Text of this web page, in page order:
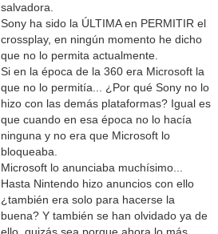
salvadora.
Sony ha sido la ÚLTIMA en PERMITIR el
crossplay, en ningún momento he dicho
que no lo permita actualmente.
Si en la época de la 360 era Microsoft la
que no lo permitía... ¿Por qué Sony no lo
hizo con las demás plataformas? Igual es
que cuando en esa época no lo hacía
ninguna y no era que Microsoft lo
bloqueaba.
Microsoft lo anunciaba muchísimo...
Hasta Nintendo hizo anuncios con ello
¿también era solo para hacerse la
buena? Y también se han olvidado ya de